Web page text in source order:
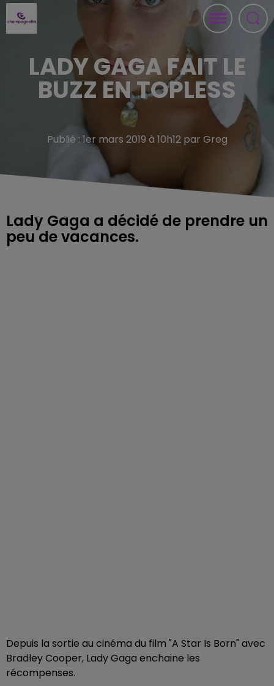
LADY GAGA FAIT LE
BUZZ EN TOPLESS
Publié : 1er mars 2019 à 10h12 par Greg
Lady Gaga a décidé de prendre un
peu de vacances.
Depuis la sortie au cinéma du film "A Star Is Born" avec
Bradley Cooper, Lady Gaga enchaine les
récompenses.